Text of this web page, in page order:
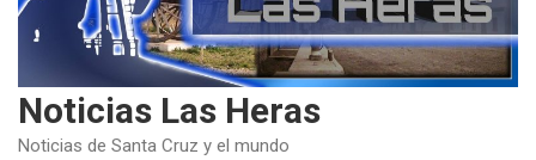
Noticias Las Heras
Noticias de Santa Cruz y el mundo